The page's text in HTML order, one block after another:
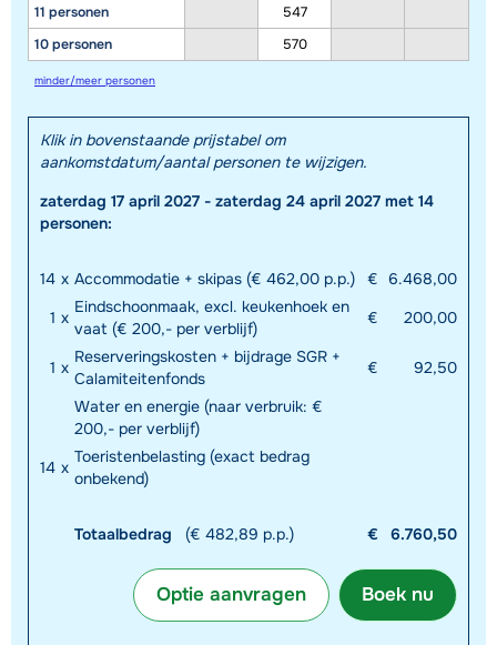
11 personen
10 personen
547
570
minder/meer personen
Klik in bovenstaande prijstabel om
aankomstdatum/aantal personen te wijzigen.
zaterdag 17 april 2027 - zaterdag 24 april 2027 met 14
personen:
14 x Accommodatie + skipas (€ 462,00 p.p.) € 6.468,00
1 x
Eindschoonmaak, excl. keukenhoek en
vaat (€ 200,- per verblijf)
€ 200,00
1 x
Reserveringskosten + bijdrage SGR +
Calamiteitenfonds
€
92,50
Water en energie (naar verbruik: €
200,- per verblijf)
14 x
Toeristenbelasting (exact bedrag
onbekend)
Totaalbedrag (€ 482,89 p.p.) € 6.760,50
Boek nu
Optie aanvragen